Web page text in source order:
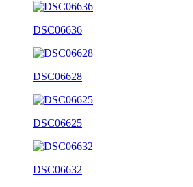
DSC06636
DSC06628
DSC06625
DSC06632